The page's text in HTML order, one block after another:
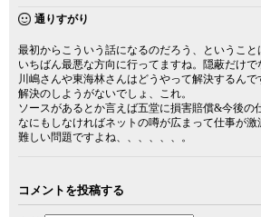
通りすがり
最初からこういう話になるのだろう、ということ
いちばん最悪な方向に行ってますね。隠蔽だけで
川嶋さんや東海林さんはどうやって解決するんで
解決のしようがないでしょ、これ。
ソースがあるとか言えば五堂に損害賠償&今後の
なにもしなければネットの噂が広まって仕事が激
難しい問題ですよね、、、、、、。
コメントを投稿する